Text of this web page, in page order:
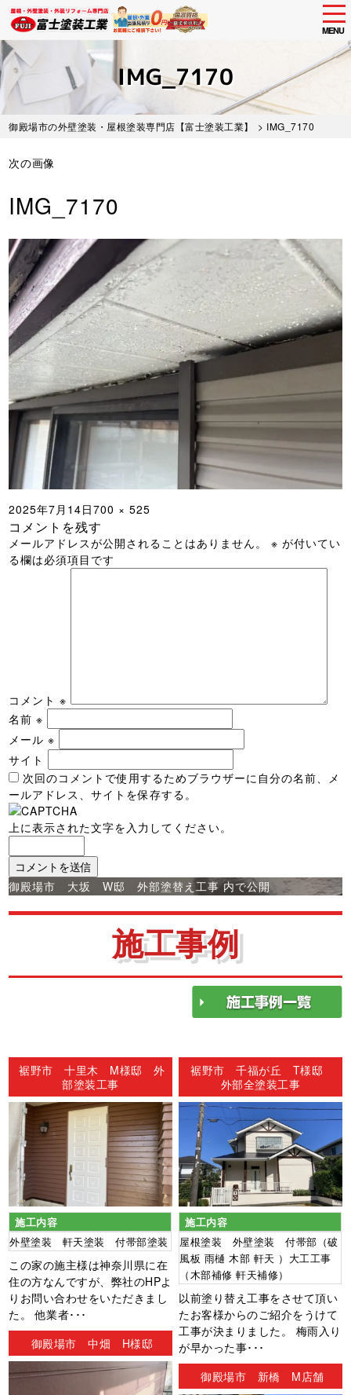
Skip
to
main
content
MENU
IMG_7170
御殿場市の外壁塗装・屋根塗装専門店【富士塗装工業】 > IMG_7170
次の画像
IMG_7170
投
稿
日:
2025年7月14日フ
ル
サ
イ
700 × 525
コメントを残す
メールアドレスが公開されることはありません。 ※ が付いてい
る欄は必須項目です
コメント※
名前※
メール※
サイト
次回のコメントで使用するためブラウザーに自分の名前、メ
ールアドレス、サイトを保存する。
上に表示された文字を入力してください。
投
稿
ゲ
ン
御殿場市 大坂 W邸 外部塗替え工事 内で公開
施工事例
裾野市 十里木 M様邸 外
部塗装工事
施工内容
外壁塗装 軒天塗装 付帯部塗装
この家の施主様は神奈川県に在
住の方なんですが、弊社のHPよ
りお問い合わせをいただきまし
た。 他業者･･･
裾野市 千福が丘 T様邸
外部全塗装工事
施工内容
屋根塗装 外壁塗装 付帯部（破
風板 雨樋 木部 軒天 ）大工工事
（木部補修 軒天補修）
以前塗り替え工事をさせて頂い
たお客様からのご紹介をうけて
工事が決まりました。 梅雨入り
が早かった事･･･
御殿場市 中畑 H様邸
御殿場市 新橋 M店舗